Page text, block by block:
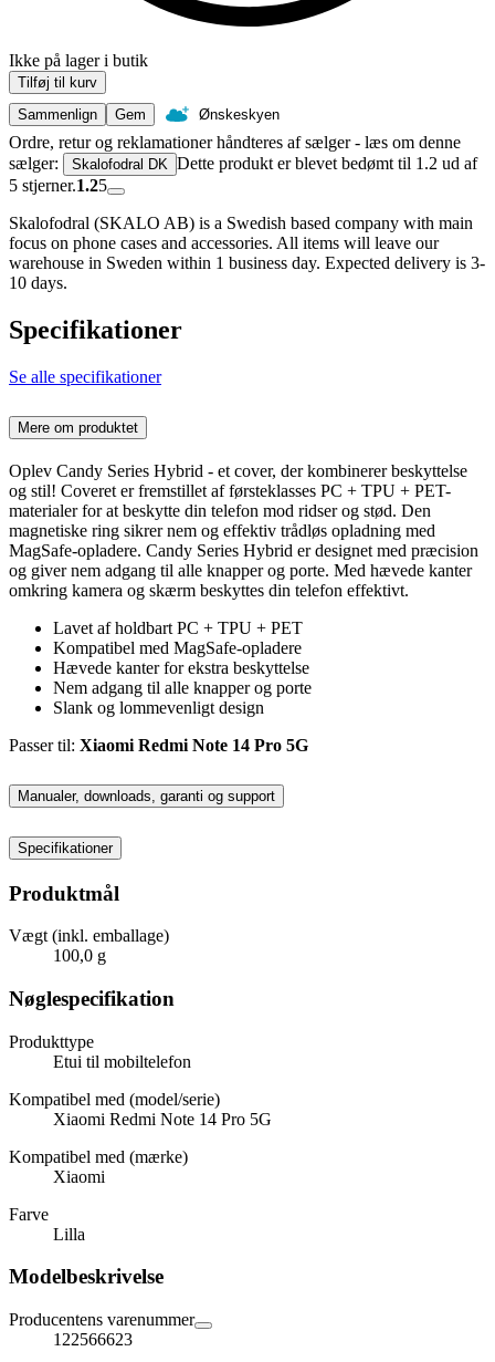
Ikke på lager i butik
Tilføj til kurv
Sammenlign
Gem Ønskeskyen
Ordre, retur og reklamationer håndteres af sælger - læs om denne
sælger:
Skalofodral DK Dette produkt er blevet bedømt til 1.2 ud af
5 stjerner.1.25
Skalofodral (SKALO AB) is a Swedish based company with main
focus on phone cases and accessories. All items will leave our
warehouse in Sweden within 1 business day. Expected delivery is 3-
10 days.
Specifikationer
Se alle specifikationer
Mere om produktet
Oplev Candy Series Hybrid - et cover, der kombinerer beskyttelse
og stil! Coveret er fremstillet af førsteklasses PC + TPU + PET-
materialer for at beskytte din telefon mod ridser og stød. Den
magnetiske ring sikrer nem og effektiv trådløs opladning med
MagSafe-opladere. Candy Series Hybrid er designet med præcision
og giver nem adgang til alle knapper og porte. Med hævede kanter
omkring kamera og skærm beskyttes din telefon effektivt.
Lavet af holdbart PC + TPU + PET
Kompatibel med MagSafe-opladere
Hævede kanter for ekstra beskyttelse
Nem adgang til alle knapper og porte
Slank og lommevenligt design
Passer til: Xiaomi Redmi Note 14 Pro 5G
Manualer, downloads, garanti og support
Specifikationer
Produktmål
Vægt (inkl. emballage)
100,0 g
Nøglespecifikation
Produkttype
Etui til mobiltelefon
Kompatibel med (model/serie)
Xiaomi Redmi Note 14 Pro 5G
Kompatibel med (mærke)
Xiaomi
Farve
Lilla
Modelbeskrivelse
Producentens varenummer
122566623